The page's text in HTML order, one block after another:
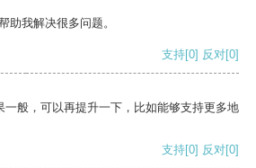
助我解决很多问题。
支持[0] 反对[0]
一般，可以再提升一下，比如能够支持更多地
支持[0] 反对[0]